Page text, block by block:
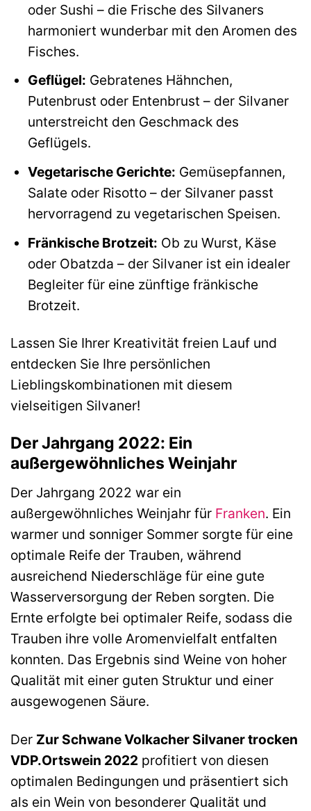
oder Sushi – die Frische des Silvaners
harmoniert wunderbar mit den Aromen des
Fisches.
Geflügel: Gebratenes Hähnchen,
Putenbrust oder Entenbrust – der Silvaner
unterstreicht den Geschmack des
Geflügels.
Vegetarische Gerichte: Gemüsepfannen,
Salate oder Risotto – der Silvaner passt
hervorragend zu vegetarischen Speisen.
Fränkische Brotzeit: Ob zu Wurst, Käse
oder Obatzda – der Silvaner ist ein idealer
Begleiter für eine zünftige fränkische
Brotzeit.
Lassen Sie Ihrer Kreativität freien Lauf und
entdecken Sie Ihre persönlichen
Lieblingskombinationen mit diesem
vielseitigen Silvaner!
Der Jahrgang 2022: Ein
außergewöhnliches Weinjahr
Der Jahrgang 2022 war ein
außergewöhnliches Weinjahr für Franken. Ein
warmer und sonniger Sommer sorgte für eine
optimale Reife der Trauben, während
ausreichend Niederschläge für eine gute
Wasserversorgung der Reben sorgten. Die
Ernte erfolgte bei optimaler Reife, sodass die
Trauben ihre volle Aromenvielfalt entfalten
konnten. Das Ergebnis sind Weine von hoher
Qualität mit einer guten Struktur und einer
ausgewogenen Säure.
Der Zur Schwane Volkacher Silvaner trocken
VDP.Ortswein 2022 profitiert von diesen
optimalen Bedingungen und präsentiert sich
als ein Wein von besonderer Qualität und